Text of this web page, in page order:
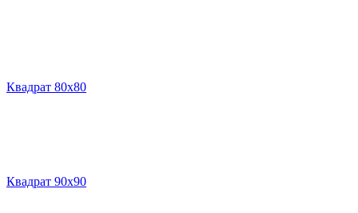
Квадрат 80х80
Квадрат 90х90